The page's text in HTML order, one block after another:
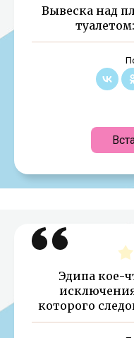
Вывеска над
Эдипа кое-
которого